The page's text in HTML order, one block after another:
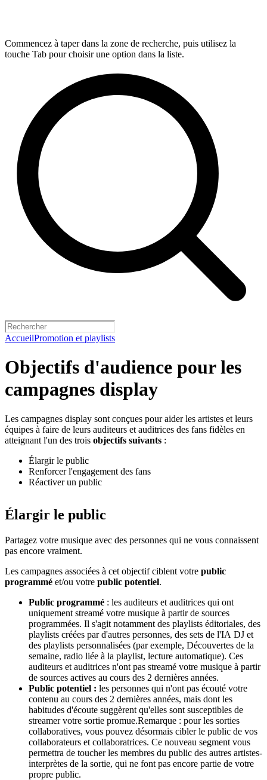
Commencez à taper dans la zone de recherche, puis utilisez la
touche Tab pour choisir une option dans la liste.
AccueilPromotion et playlists
Objectifs d'audience pour les
campagnes display
Les campagnes display sont conçues pour aider les artistes et leurs
équipes à faire de leurs auditeurs et auditrices des fans fidèles en
atteignant l'un des trois objectifs suivants :
Élargir le public
Renforcer l'engagement des fans
Réactiver un public
Élargir le public
Partagez votre musique avec des personnes qui ne vous connaissent
pas encore vraiment.
Les campagnes associées à cet objectif ciblent votre public
programmé et/ou votre public potentiel.
Public programmé : les auditeurs et auditrices qui ont
uniquement streamé votre musique à partir de sources
programmées. Il s'agit notamment des playlists éditoriales, des
playlists créées par d'autres personnes, des sets de l'IA DJ et
des playlists personnalisées (par exemple, Découvertes de la
semaine, radio liée à la playlist, lecture automatique). Ces
auditeurs et auditrices n'ont pas streamé votre musique à partir
de sources actives au cours des 2 dernières années.
Public potentiel : les personnes qui n'ont pas écouté votre
contenu au cours des 2 dernières années, mais dont les
habitudes d'écoute suggèrent qu'elles sont susceptibles de
streamer votre sortie promue.Remarque : pour les sorties
collaboratives, vous pouvez désormais cibler le public de vos
collaborateurs et collaboratrices. Ce nouveau segment vous
permettra de toucher les membres du public des autres artistes-
interprètes de la sortie, qui ne font pas encore partie de votre
propre public.